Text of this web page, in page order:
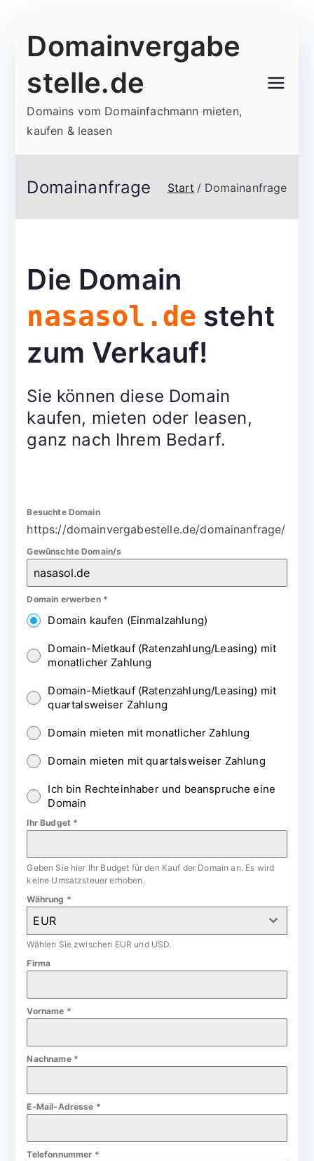
Inhalt
Domainvergabe
stelle.de
Domains vom Domainfachmann mieten,
kaufen & leasen
Domainanfrage Start Domainanfrage
Die Domain
nasasol.de steht
zum Verkauf!
Sie können diese Domain
kaufen, mieten oder leasen,
ganz nach Ihrem Bedarf.
Besuchte Domain
https://domainvergabestelle.de/domainanfrage/
Gewünschte Domain/s
Domain erwerben *
Domain kaufen (Einmalzahlung)
Domain-Mietkauf (Ratenzahlung/Leasing) mit
monatlicher Zahlung
Domain-Mietkauf (Ratenzahlung/Leasing) mit
quartalsweiser Zahlung
Domain mieten mit monatlicher Zahlung
Domain mieten mit quartalsweiser Zahlung
Ich bin Rechteinhaber und beanspruche eine
Domain
Ihr Budget *
Geben Sie hier Ihr Budget für den Kauf der Domain an. Es wird
keine Umsatzsteuer erhoben.
Währung *
EUR
Wählen Sie zwischen EUR und USD.
Firma
Vorname *
Nachname *
E-Mail-Adresse *
Telefonnummer *